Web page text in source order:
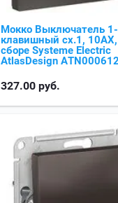
Мокко Выключатель 1-
клавишный сх.1,
сборе Systeme Electric
AtlasDesign ATN000612
327.00 руб.